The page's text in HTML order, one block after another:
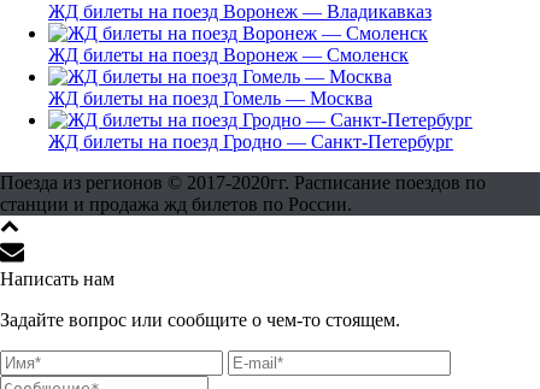
ЖД билеты на поезд Воронеж — Владикавказ
ЖД билеты на поезд Воронеж — Смоленск
ЖД билеты на поезд Гомель — Москва
ЖД билеты на поезд Гродно — Санкт-Петербург
Поезда из регионов © 2017-2020гг. Расписание поездов по
станции и продажа жд билетов по России.
Написать нам
Задайте вопрос или сообщите о чем-то стоящем.